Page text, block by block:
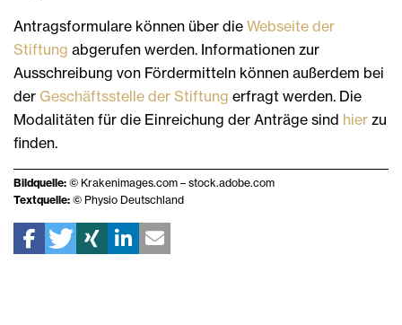
Antragsformulare können über die Webseite der
Stiftung abgerufen werden. Informationen zur
Ausschreibung von Fördermitteln können außerdem bei
der Geschäftsstelle der Stiftung erfragt werden. Die
Modalitäten für die Einreichung der Anträge sind hier zu
finden.
Bildquelle: © Krakenimages.com – stock.adobe.com
Textquelle: © Physio Deutschland